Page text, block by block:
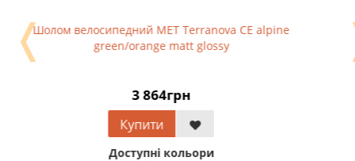
Шолом велосипедний MET Terranova CE alpine
green/orange matt glossy
3 864грн
Купити
Доступні кольори
❬